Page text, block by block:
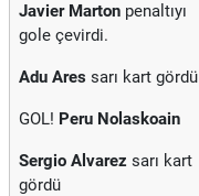
Javier Marton penaltıyı
gole çevirdi.
Adu Ares sarı kart gördü
GOL! Peru Nolaskoain
Sergio Alvarez sarı kart
gördü